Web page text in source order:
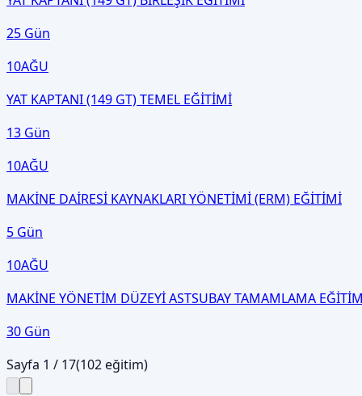
25 Gün
10AĞU
YAT KAPTANI (149 GT) TEMEL EĞİTİMİ
13 Gün
10AĞU
MAKİNE DAİRESİ KAYNAKLARI YÖNETİMİ (ERM) EĞİTİMİ
5 Gün
10AĞU
MAKİNE YÖNETİM DÜZEYİ ASTSUBAY TAMAMLAMA
30 Gün
Sayfa 1 / 17(102eğitim)